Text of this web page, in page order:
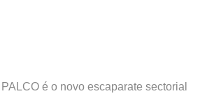
PALCO é o novo escaparate sectorial